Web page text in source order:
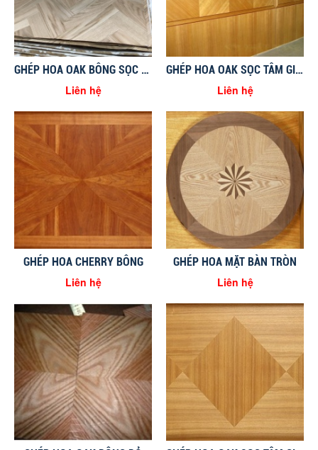
GHÉP HOA OAK BÔNG SỌC XEN KẼ
Liên hệ
GHÉP HOA OAK SỌC TÂM GIỮA VUÔNG GÓC
Liên hệ
GHÉP HOA CHERRY BÔNG
Liên hệ
GHÉP HOA MẶT BÀN TRÒN
Liên hệ